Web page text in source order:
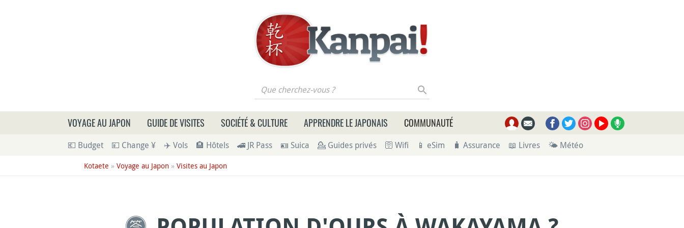
Que cherchez-vous ?
VOYAGE AU JAPON GUIDE DE VISITES SOCIÉTÉ & CULTURE APPRENDRE LE JAPONAIS COMMUNAUTÉ
💶 Budget 💴 Change ¥ ✈️ Vols 🏨 Hôtels 🚄 JR Pass 🪪 Suica 💁 Guides privés 🛜 Wifi 📱 eSim 🧳 Assurance 📖 Livres 🌤 Météo
Kotaete » Voyage au Japon» Visites au Japon